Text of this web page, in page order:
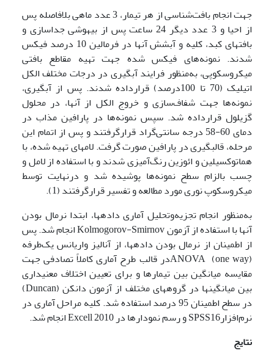
جهت انجام بافت‌شناسی از هر تیمار، 3 عدد ماهی بلافاصله پس
از احیا و 3 عدد دیگر 24 ساعت پس از بیهوشی جداسازی و
بافت­های کبد، کلیه و آبشش آن­ها در فرمالین 10 درصد فیکس
شدند. نمونه‌­های فیکس شده جهت تهیه مقاطع بافتی
میکروسکوپی، به‌منظور فرایند آبگیری در درجات مختلف الکل
اتیلیک (70 تا 100درصد) قرارداده ‌­شدند. پس از آبگیری،
نمونه‌­ها جهت شفاف‌سازی و خروج الکل­ از آن­ها، در محلول
گزیلول قرارداده ‌شد. سپس نمونه­‌ها در پارافین مذاب در
دمای 60-58 درجه سانتی‌­گراد قرارگرفتند و پس از اتمام این
مرحله، قالب­گیری در پارافین صورت گرفت. لام­های تهیه شده، با
هماتوکسیلین و ائوزین رنگ‌آمیزی شدند و با استفاده از لامل و
چسب بالزام سطح نمونه­‌ها پوشیده شد و درنهایت توسط
میکروسکوپ نوری مورد مطالعه و تفسیر قرارگرفتند (1).
به‌منظور انجام تجزیه‌وتحلیل آماری داده­ها، ابتدا نرمال بودن
آن­ها با استفاده از آزمون Kolmogorov-Smirnov انجام شد. پس
از اطمینان از نرمال بودن داده­ها، از آنالیز واریانس یک‌طرفه
(ANOVA (one wayدر قالب طرح آماری کاملاً تصادفی جهت
مقایسه میانگین بین تیمار­ها و برای تعیین اختلاف معنی­داری
بین میانگین­ها در گروه­های مختلف از آزمون دانکن (Duncan)
در سطح اطمینان 95 درصد استفاده شد. کلیه مراحل آماری در
نرم‌افزارSPSS16 و رسم نمودارها در Excell 2010 انجام شد.
نتایج